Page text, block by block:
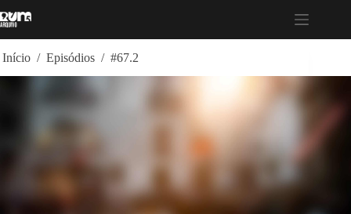
para
Início / Episódios / #67.2